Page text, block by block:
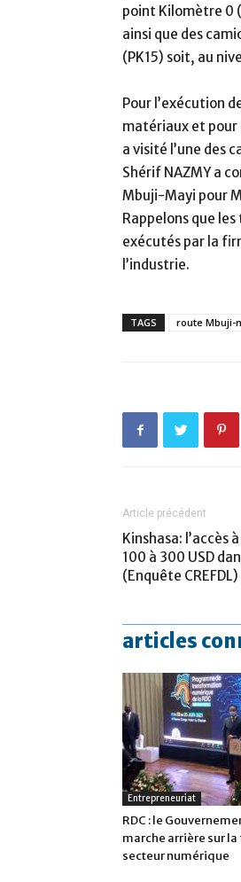
point Kilomètre 0
ainsi que des
(PK15) soit, au
Pour l’exécution
matériaux et pour
a visité l’une des
Shérif NAZMY a
Mbuji-Mayi pour
Rappelons que
exécutés par la
l’industrie.
TAGS route Mbuji-
Article précédent
Kinshasa: l’accès
100 à 300 USD
(Enquête CREFDL)
articles
Entrepreneuriat
RDC : le
marche arrière sur
secteur numérique